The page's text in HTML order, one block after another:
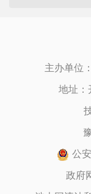
主办单位
地址：
公
政府